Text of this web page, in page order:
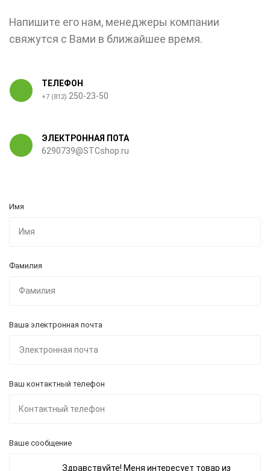
Напишите его нам, менеджеры компании
свяжутся с Вами в ближайшее время.
ТЕЛЕФОН
+7 (812) 250-23-50
ЭЛЕКТРОННАЯ ПОТА
6290739@STCshop.ru
Имя
Фамилия
Ваша электронная почта
Ваш контактный телефон
Ваше сообщение